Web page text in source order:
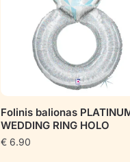
Folinis balionas
WEDDING RING HOLO
€6.90